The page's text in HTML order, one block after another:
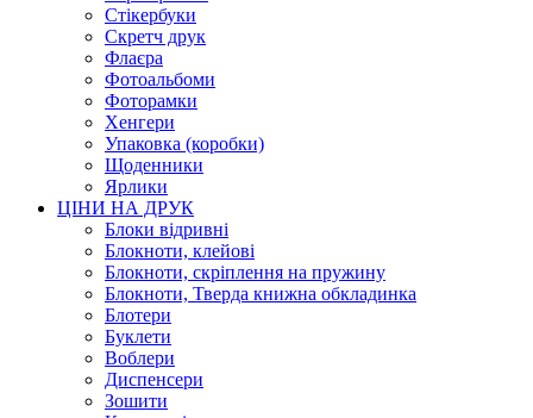
Стікербуки
Скретч друк
Флаєра
Фотоальбоми
Фоторамки
Хенгери
Упаковка (коробки)
Щоденники
Ярлики
ЦІНИ НА ДРУК
Блоки відривні
Блокноти, клейові
Блокноти, скріплення на пружину
Блокноти, Тверда книжна обкладинка
Блотери
Буклети
Воблери
Диспенсери
Зошити